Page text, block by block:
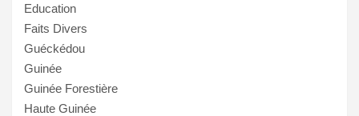
Education
Faits Divers
Guéckédou
Guinée
Guinée Forestière
Haute Guinée